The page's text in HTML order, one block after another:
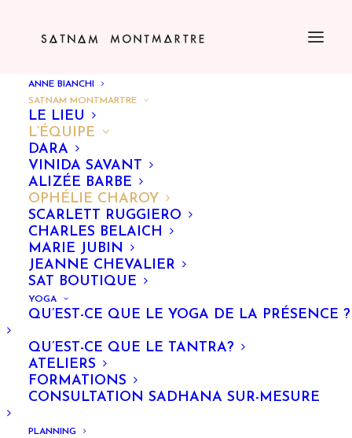
ANNE BIANCHI
SATNAM MONTMARTRE
LE LIEU
L’ÉQUIPE
DARA
VINIDA SAVANT
ALIZÉE BARBE
OPHÉLIE CHAROY
SCARLETT RUGGIERO
CHARLES BELAICH
MARIE JUBIN
JEANNE CHEVALIER
SAT BOUTIQUE
YOGA
QU’EST-CE QUE LE YOGA DE LA PRÉSENCE ?
QU’EST-CE QUE LE TANTRA?
ATELIERS
FORMATIONS
CONSULTATION SADHANA SUR-MESURE
PLANNING